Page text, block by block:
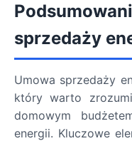
sprzedaży
Umowa sprzedaży
który warto
domowym
energii. Kluczowe